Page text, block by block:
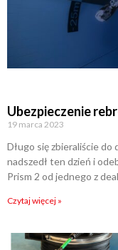
Ubezpieczenie
19 marca 2023
Długo się zbieraliście
nadszedł ten dzień i
Prism 2 od jednego z
Czytaj więcej »